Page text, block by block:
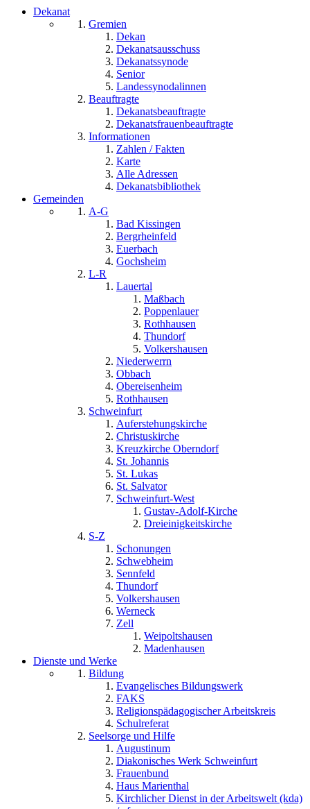
Dekanat
Gremien
Dekan
Dekanatsausschuss
Dekanatssynode
Senior
Landessynodalinnen
Beauftragte
Dekanatsbeauftragte
Dekanatsfrauenbeauftragte
Informationen
Zahlen / Fakten
Karte
Alle Adressen
Dekanatsbibliothek
Gemeinden
A-G
Bad Kissingen
Bergrheinfeld
Euerbach
Gochsheim
L-R
Lauertal
Maßbach
Poppenlauer
Rothhausen
Thundorf
Volkershausen
Niederwerrn
Obbach
Obereisenheim
Rothhausen
Schweinfurt
Auferstehungskirche
Christuskirche
Kreuzkirche Oberndorf
St. Johannis
St. Lukas
St. Salvator
Schweinfurt-West
Gustav-Adolf-Kirche
Dreieinigkeitskirche
S-Z
Schonungen
Schwebheim
Sennfeld
Thundorf
Volkershausen
Werneck
Zell
Weipoltshausen
Madenhausen
Dienste und Werke
Bildung
Evangelisches Bildungswerk
FAKS
Religionspädagogischer Arbeitskreis
Schulreferat
Seelsorge und Hilfe
Augustinum
Diakonisches Werk Schweinfurt
Frauenbund
Haus Marienthal
Kirchlicher Dienst in der Arbeitswelt (kda)